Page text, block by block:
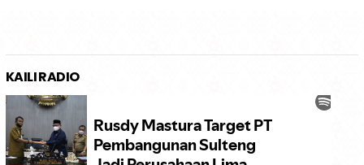
KAILI RADIO